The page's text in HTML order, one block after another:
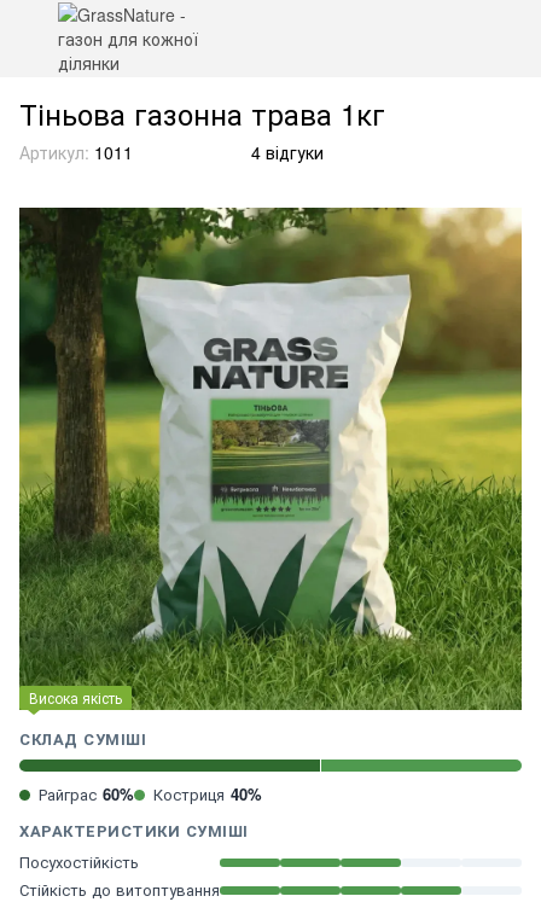
Тіньова газонна трава 1кг
Артикул: 1011 4 відгуки
Висока якість
СКЛАД СУМІШІ
Райграс 60% Костриця 40%
ХАРАКТЕРИСТИКИ СУМІШІ
Посухостійкість
Стійкість до витоптування